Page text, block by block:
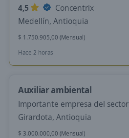
4,5
Concentrix
Medellín, Antioquia
$ 1.750.905,00 (Mensual)
Hace 2 horas
Auxiliar ambiental
Importante empresa del sector
Girardota, Antioquia
$ 3.000.000,00 (Mensual)